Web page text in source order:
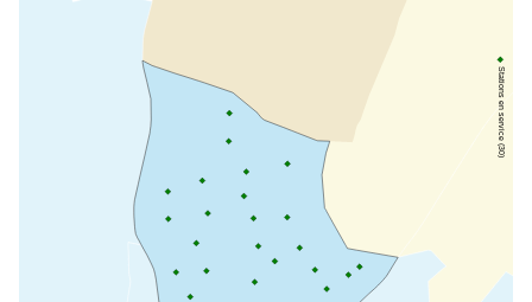
Stations en service (30)